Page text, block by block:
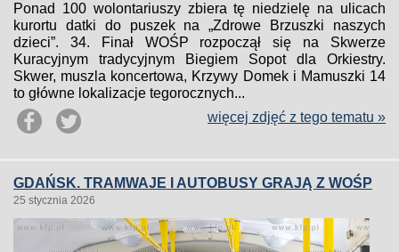
Ponad 100 wolontariuszy zbiera tę niedzielę na ulicach
kurortu datki do puszek na „Zdrowe Brzuszki naszych
dzieci”. 34. Finał WOŚP rozpoczął się na Skwerze
Kuracyjnym tradycyjnym Biegiem Sopot dla Orkiestry.
Skwer, muszla koncertowa, Krzywy Domek i Mamuszki 14
to główne lokalizacje tegorocznych...
więcej zdjęć z tego tematu »
GDAŃSK. TRAMWAJE I AUTOBUSY GRAJĄ Z WOŚP
25 stycznia 2026